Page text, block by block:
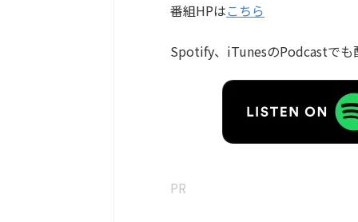
番組HPはこちら
Spotify、iTunesのPodcastでも
PR